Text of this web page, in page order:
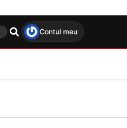
Contul meu